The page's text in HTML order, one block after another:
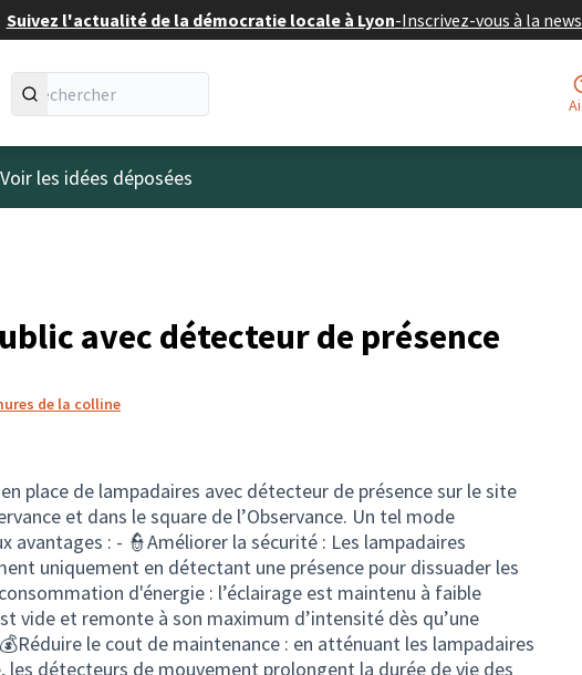
Suivez l'actualité de la démocratie locale à Lyon-Inscrivez-vous à la
utilisateur
Voir les idées déposées
avec détecteur de présence
de la colline
place de lampadaires avec détecteur de présence sur le site
et dans le square de l’Observance. Un tel mode
avantages : - 👮Améliorer la sécurité : Les lampadaires
uniquement en détectant une présence pour dissuader les
d'énergie : l’éclairage est maintenu à faible
vide et remonte à son maximum d’intensité dès qu’une
le cout de maintenance : en atténuant les lampadaires
les détecteurs de mouvement prolongent la durée de vie des